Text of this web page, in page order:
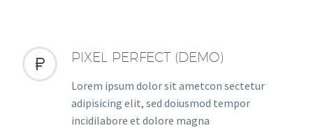

 PIXEL PERFECT (DEMO)
Lorem ipsum dolor sit ametcon sectetur
adipisicing elit, sed doiusmod tempor
incidilabore et dolore magna